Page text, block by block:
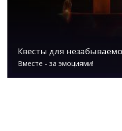
Квесты для
Вместе - за эмоциями!